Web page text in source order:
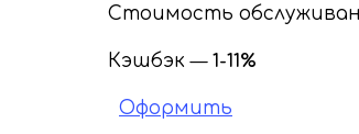
Стоимость
Кэшбэк— 1-11%
Оформить